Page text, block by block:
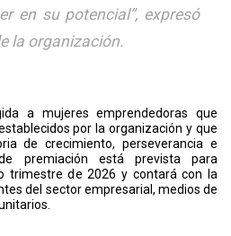
en su potencial”, expresó
la organización.
a mujeres emprendedoras que
por la organización y que
de crecimiento, perseverancia e
premiación está prevista para
trimestre de 2026 y contará con la
del sector empresarial, medios de